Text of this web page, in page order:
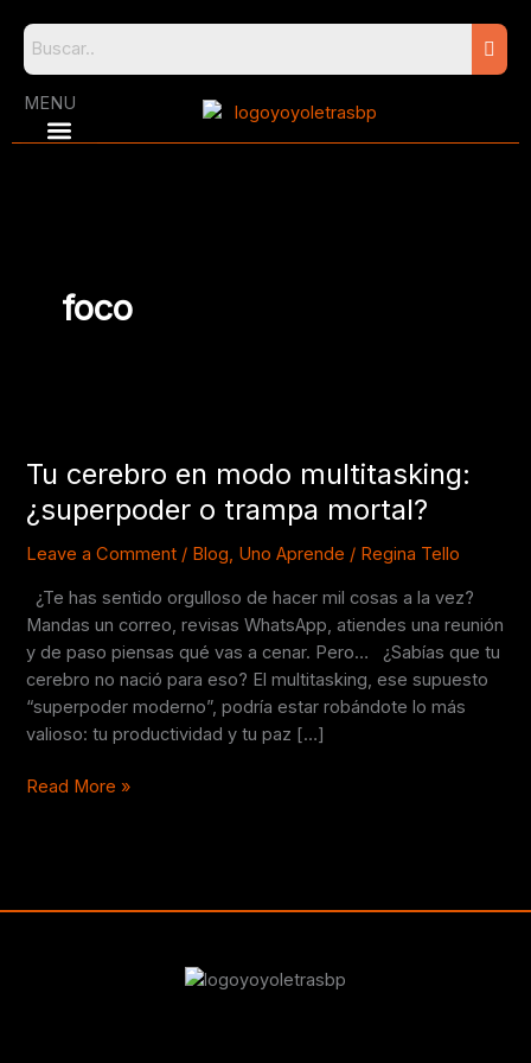
content
MENU
foco
Tu cerebro en modo multitasking:
¿superpoder o trampa mortal?
Leave a Comment / Blog, Uno Aprende / Regina Tello
¿Te has sentido orgulloso de hacer mil cosas a la vez?
Mandas un correo, revisas WhatsApp, atiendes una reunión
y de paso piensas qué vas a cenar. Pero… ¿Sabías que tu
cerebro no nació para eso? El multitasking, ese supuesto
“superpoder moderno”, podría estar robándote lo más
valioso: tu productividad y tu paz […]
en
multitasking:
¿superpoder
trampa
mortal?
Read More »